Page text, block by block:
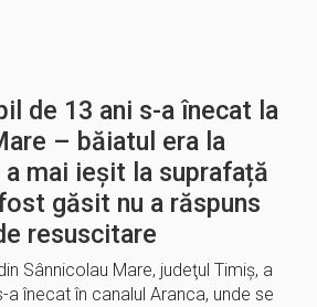
de 13 ani s-a înecat la
– băiatul era la
mai ieșit la suprafață
găsit nu a răspuns
resuscitare
Sânnicolau Mare, judeţul Timiş, a
a înecat în canalul Aranca, unde se